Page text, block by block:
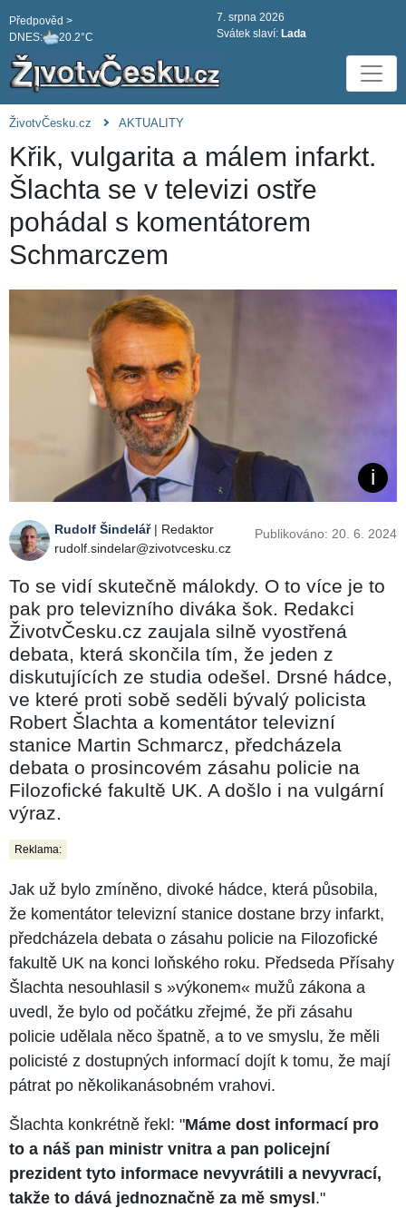
DNES: 20.2°C
Předpověd >
7. srpna 2026
Svátek slaví: Lada
ŽivotvČesku.cz AKTUALITY
Křik, vulgarita a málem infarkt.
Šlachta se v televizi ostře
pohádal s komentátorem
Schmarczem
Rudolf Šindelář| Redaktor
rudolf.sindelar@zivotvcesku.cz
Publikováno: 20. 6. 2024
To se vidí skutečně málokdy. O to více je to
pak pro televizního diváka šok. Redakci
ŽivotvČesku.cz zaujala silně vyostřená
debata, která skončila tím, že jeden z
diskutujících ze studia odešel. Drsné hádce,
ve které proti sobě seděli bývalý policista
Robert Šlachta a komentátor televizní
stanice Martin Schmarcz, předcházela
debata o prosincovém zásahu policie na
Filozofické fakultě UK. A došlo i na vulgární
výraz.
Reklama:
Jak už bylo zmíněno, divoké hádce, která působila,
že komentátor televizní stanice dostane brzy infarkt,
předcházela debata o zásahu policie na Filozofické
fakultě UK na konci loňského roku. Předseda Přísahy
Šlachta nesouhlasil s »výkonem« mužů zákona a
uvedl, že bylo od počátku zřejmé, že při zásahu
policie udělala něco špatně, a to ve smyslu, že měli
policisté z dostupných informací dojít k tomu, že mají
pátrat po několikanásobném vrahovi.
Šlachta konkrétně řekl: "Máme dost informací pro
to a náš pan ministr vnitra a pan policejní
prezident tyto informace nevyvrátili a nevyvrací,
takže to dává jednoznačně za mě smysl."